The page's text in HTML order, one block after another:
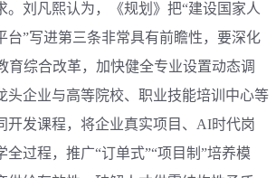
。刘凡熙认为，《规划》把“建设国家人
台”写进第三条非常具有前瞻性，要深化
育综合改革，加快健全专业设置动态调
头企业与高等院校、职业技能培训中心等
开发课程，将企业真实项目、AI时代岗
全过程，推广“订单式”“项目制”培养模